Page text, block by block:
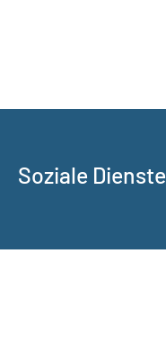
Soziale Dienste